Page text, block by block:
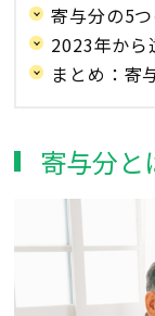
寄与分の5
2023年から
まとめ：寄
寄与分と